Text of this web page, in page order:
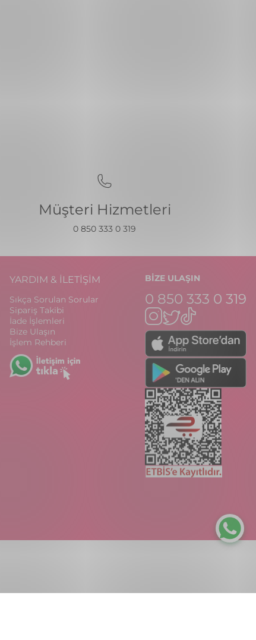
Müşteri Hizmetleri
0 850 333 0 319
YARDIM & İLETİŞİM
Sıkça Sorulan Sorular
Sipariş Takibi
İade İşlemleri
Bize Ulaşın
İşlem Rehberi
BİZE ULAŞIN
0 850 333 0 319